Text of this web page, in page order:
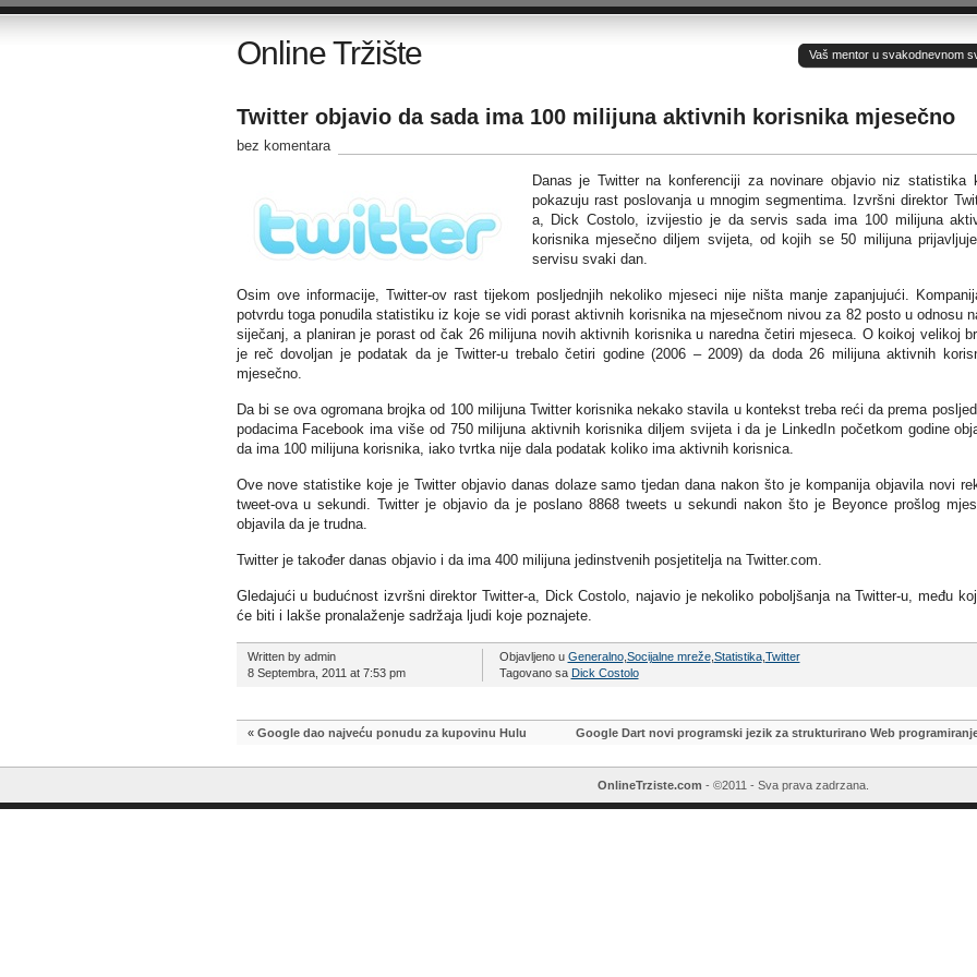
Online Tržište Vaš mentor u svakodnevnom
Twitter objavio da sada ima 100 milijuna aktivnih korisnika mjesečno
bez komentara
Danas je Twitter na konferenciji za novinare objavio niz statistika
pokazuju rast poslovanja u mnogim segmentima. Izvršni direktor
a, Dick Costolo, izvijestio je da servis sada ima 100 milijuna
korisnika mjesečno diljem svijeta, od kojih se 50 milijuna
servisu svaki dan.
Osim ove informacije, Twitter-ov rast tijekom posljednjih nekoliko mjeseci nije ništa manje zapanjujući.
potvrdu toga ponudila statistiku iz koje se vidi porast aktivnih korisnika na mjesečnom nivou za 82 posto u odnosu
siječanj, a planiran je porast od čak 26 milijuna novih aktivnih korisnika u naredna četiri mjeseca. O koikoj velikoj
je reč dovoljan je podatak da je Twitter-u trebalo četiri godine (2006 – 2009) da doda 26 milijuna aktivnih
mjesečno.
Da bi se ova ogromana brojka od 100 milijuna Twitter korisnika nekako stavila u kontekst treba reći da prema
podacima Facebook ima više od 750 milijuna aktivnih korisnika diljem svijeta i da je LinkedIn početkom godine
da ima 100 milijuna korisnika, iako tvrtka nije dala podatak koliko ima aktivnih korisnica.
Ove nove statistike koje je Twitter objavio danas dolaze samo tjedan dana nakon što je kompanija objavila novi
tweet-ova u sekundi. Twitter je objavio da je poslano 8868 tweets u sekundi nakon što je Beyonce prošlog
objavila da je trudna.
Twitter je također danas objavio i da ima 400 milijuna jedinstvenih posjetitelja na Twitter.com.
Gledajući u budućnost izvršni direktor Twitter-a, Dick Costolo, najavio je nekoliko poboljšanja na Twitter-u, među
će biti i lakše pronalaženje sadržaja ljudi koje poznajete.
Written by admin
8 Septembra, 2011 at 7:53 pm
Objavljeno u Generalno, Socijalne mreže, Statistika, Twitter
Tagovano sa Dick Costolo
« Google dao najveću ponudu za kupovinu Hulu Google Dart novi programski jezik za strukturirano Web
OnlineTrziste.com - ©2011 - Sva prava zadrzana.